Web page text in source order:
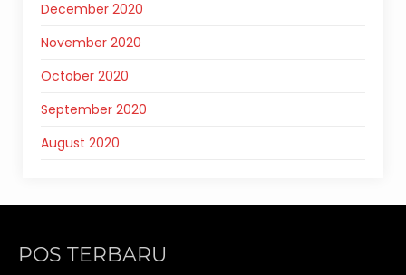
December 2020
November 2020
October 2020
September 2020
August 2020
POS TERBARU